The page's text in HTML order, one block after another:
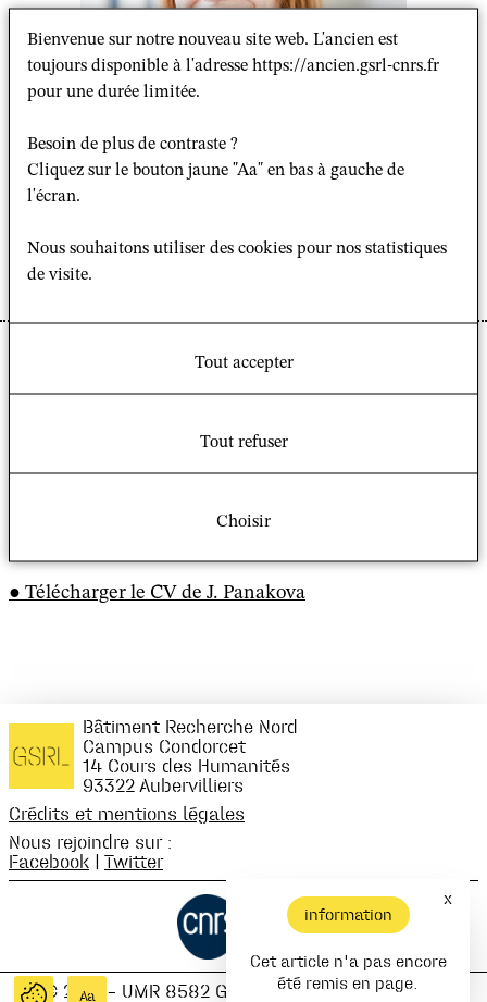
Université Comenius de Bratislava
district autonome de Tchoukotka, Nord-Est sibérien,
Télécharger le CV de J. Panakova
x
information
Cet article n'a pas encore
été remis en page.
Bienvenue sur notre nouveau site web. L'ancien est
toujours disponible à l'adresse https://ancien.gsrl-cnrs.fr
pour une durée limitée.
Besoin de plus de contraste ?
Cliquez sur le bouton jaune "Aa" en bas à gauche de
l'écran.
Nous souhaitons utiliser des cookies pour nos statistiques
de visite.
Tout accepter
Tout refuser
Choisir
Aa
Bâtiment Recherche Nord
Campus Condorcet
14 Cours des Humanités
93322 Aubervilliers
Crédits et mentions légales
Nous rejoindre sur :
Facebook | Twitter
© 2021 – UMR 8582 Groupe Sociétés, Religions,